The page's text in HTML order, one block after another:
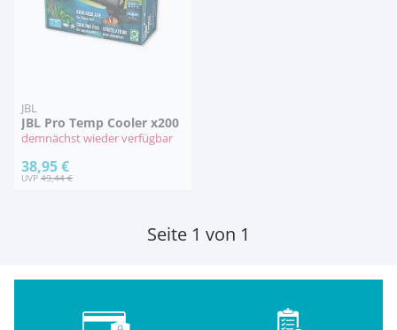
JBL
JBL Pro Temp Cooler x200
demnächst wieder verfügbar
38,95 €
UVP49,44 €
Seite 1 von 1